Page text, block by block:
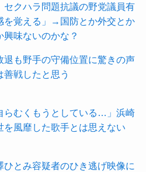
セクハラ問題抗議の野党議員有
を覚える」→国防とか外交とか
興味ないのかな？
退も野手の守備位置に驚きの声
戦したと思う
らむくもうとしている…」浜崎
風靡した歌手とは思えない
ひとみ容疑者のひき逃げ映像に